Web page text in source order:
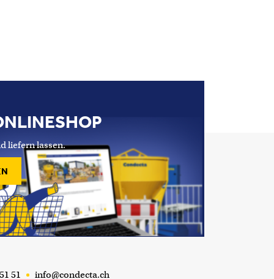
liefern lassen.
51 info@condecta.ch